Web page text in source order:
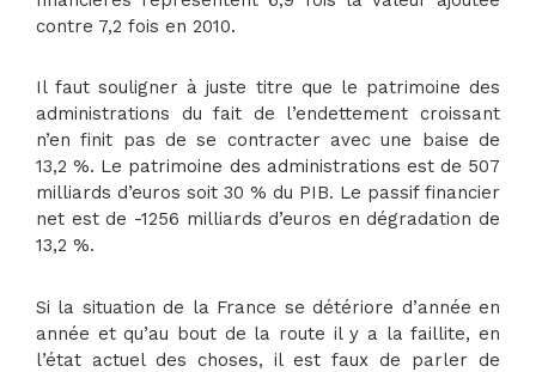
contre 7,2 fois en 2010.
Il faut souligner à juste titre que le patrimoine des
administrations du fait de l’endettement croissant
n’en finit pas de se contracter avec une baise de
13,2 %. Le patrimoine des administrations est de 507
milliards d’euros soit 30 % du PIB. Le passif financier
net est de -1256 milliards d’euros en dégradation de
13,2 %.
Si la situation de la France se détériore d’année en
année et qu’au bout de la route il y a la faillite, en
l’état actuel des choses, il est faux de parler de